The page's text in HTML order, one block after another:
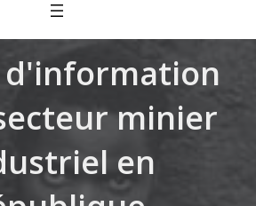
minier
en